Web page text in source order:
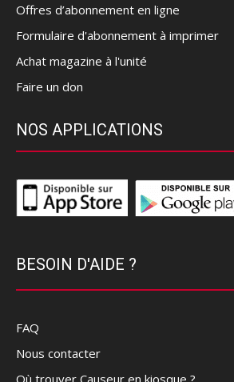
Offres d’abonnement en ligne
Formulaire d'abonnement à imprimer
Achat magazine à l'unité
Faire un don
NOS APPLICATIONS
BESOIN D'AIDE ?
FAQ
Nous contacter
Où trouver Causeur en kiosque ?